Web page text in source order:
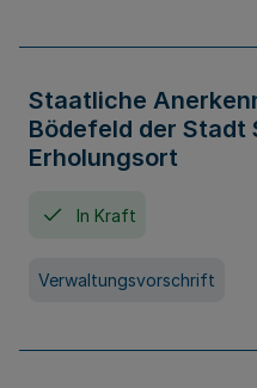
Staatliche
Bödefeld der Stadt
Erholungsort
In Kraft
Verwaltungsvorschrift